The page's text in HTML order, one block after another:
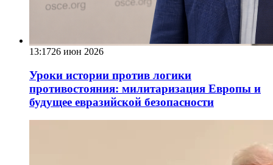
13:1726 июн 2026
Уроки истории против логики
противостояния: милитаризация Европы и
будущее евразийской безопасности